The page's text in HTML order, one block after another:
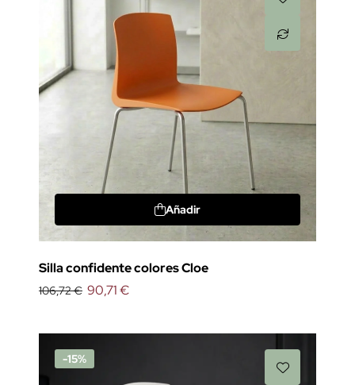
Añadir
Silla confidente colores Cloe
106,72 € 90,71 €
-15%